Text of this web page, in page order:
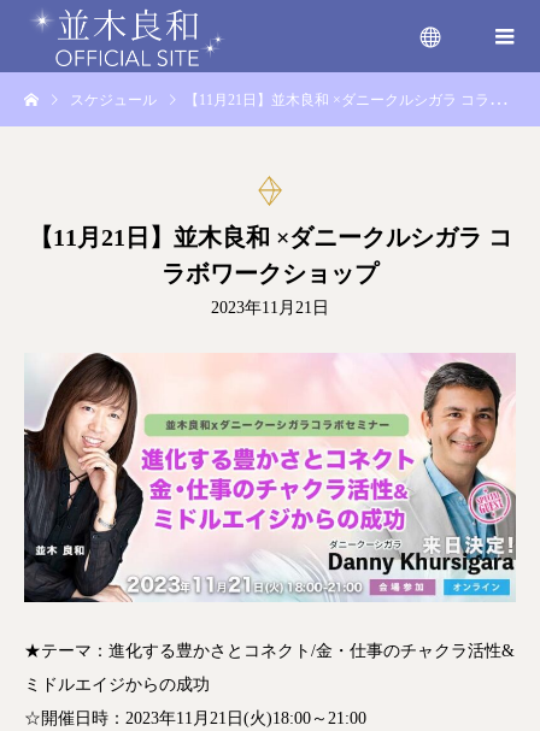
menu
スケジュール 【11月21日】並木良和 ×ダニークルシガラ コラボワークショップ
【11月21日】並木良和 ×ダニークルシガラ コ
ラボワークショップ
2023年11月21日
★テーマ：進化する豊かさとコネクト/金・仕事のチャクラ活性&
ミドルエイジからの成功
☆開催日時：2023年11月21日(火)18:00～21:00